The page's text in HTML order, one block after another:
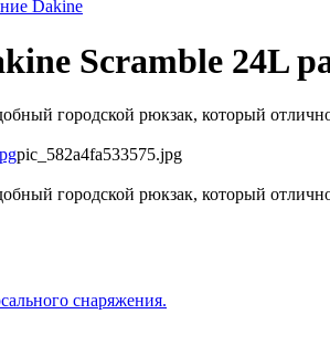
Dakine
Scramble 24L
городской рюкзак, который
pic_582a4fa533575.jpg
городской рюкзак, который
снаряжения.